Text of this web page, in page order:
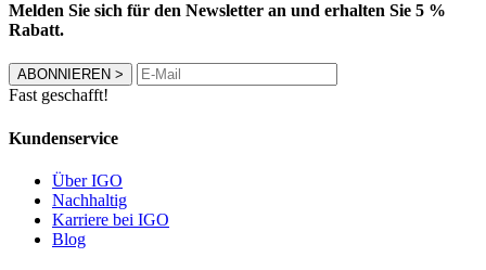
Melden Sie sich für den Newsletter an und erhalten Sie 5 %
Rabatt.
ABONNIEREN >
Fast geschafft!
Kundenservice
Über IGO
Nachhaltig
Karriere bei IGO
Blog